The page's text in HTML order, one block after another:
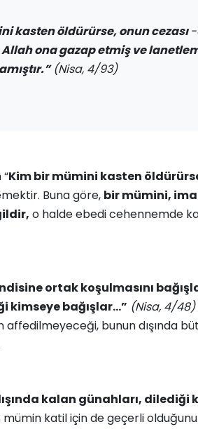
kasten öldürürse, onun cezası
ona gazap etmiş ve
(Nisa, 4/93)
Kim bir mümini kasten
Buna göre, bir mümini,
o halde ebedi cehennemde
ortak koşulmasını
kimseye bağışlar…” (Nisa, 4/48)
bunun dışında
kalan günahları, dilediği
mümin katil için de geçerli